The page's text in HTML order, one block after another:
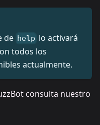
de help lo activará
todos los
actualmente.
consulta nuestro